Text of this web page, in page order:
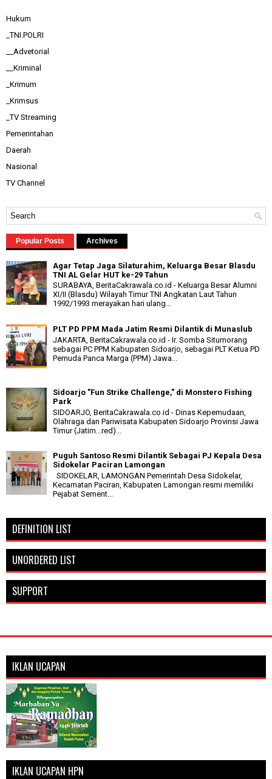
Hukum
_TNI.POLRI
__Advetorial
__Kriminal
_Krimum
_Krimsus
_TV Streaming
Pemerintahan
Daerah
Nasional
TV Channel
Popular Posts Archives
Agar Tetap Jaga Silaturahim, Keluarga Besar Blasdu
TNI AL Gelar HUT ke-29 Tahun
SURABAYA, BeritaCakrawala.co.id - Keluarga Besar Alumni
XI/II (Blasdu) Wilayah Timur TNI Angkatan Laut Tahun
1992/1993 merayakan hari ulang...
PLT PD PPM Mada Jatim Resmi Dilantik di Munaslub
JAKARTA, BeritaCakrawala.co.id - Ir. Somba Situmorang
sebagai PC PPM Kabupaten Sidoarjo, sebagai PLT Ketua PD
Pemuda Panca Marga (PPM) Jawa...
Sidoarjo "Fun Strike Challenge," di Monstero Fishing
Park
SIDOARJO, BeritaCakrawala.co.id - Dinas Kepemudaan,
Olahraga dan Pariwisata Kabupaten Sidoarjo Provinsi Jawa
Timur (Jatim...red)...
Puguh Santoso Resmi Dilantik Sebagai PJ Kepala Desa
Sidokelar Paciran Lamongan
SIDOKELAR, LAMONGAN Pemerintah Desa Sidokelar,
Kecamatan Paciran, Kabupaten Lamongan resmi memiliki
Pejabat Sement...
DEFINITION LIST
UNORDERED LIST
SUPPORT
IKLAN UCAPAN
IKLAN UCAPAN HPN